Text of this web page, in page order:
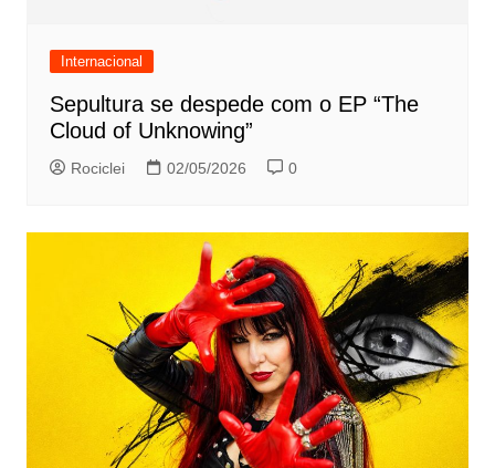
Internacional
Sepultura se despede com o EP “The
Cloud of Unknowing”
Rociclei 02/05/2026 0